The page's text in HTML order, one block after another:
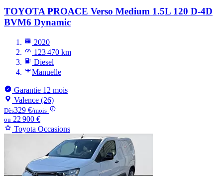
TOYOTA PROACE Verso Medium 1.5L 120 D-4D
BVM6 Dynamic
2020
123 470 km
Diesel
Manuelle
Garantie 12 mois
Valence (26)
Dès329 €/mois
ou 22 900 €
Toyota Occasions